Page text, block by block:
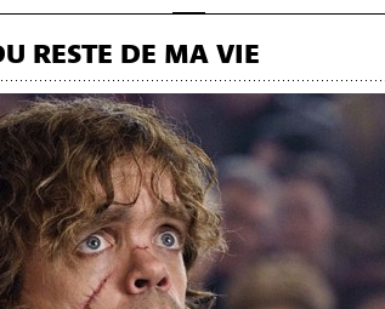
RESTE DE MA VIE